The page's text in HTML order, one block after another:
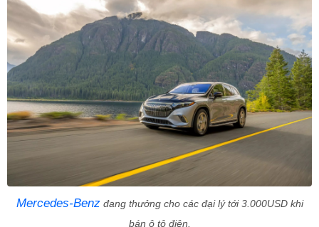
Mercedes-Benzđang thưởng cho các đại lý tới 3.000USD khi
bán ô tô điện.